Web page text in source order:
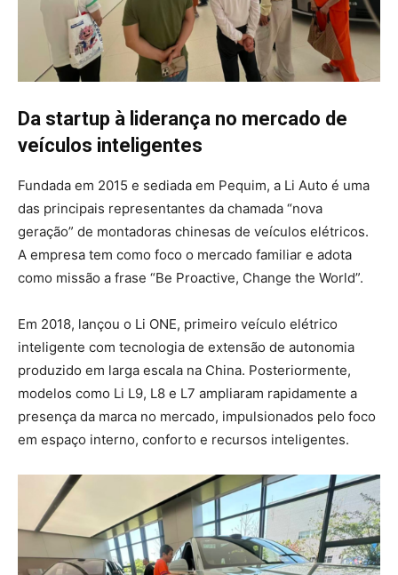
Da startup à liderança no mercado de
veículos inteligentes
Fundada em 2015 e sediada em Pequim, a Li Auto é uma
das principais representantes da chamada “nova
geração” de montadoras chinesas de veículos elétricos.
A empresa tem como foco o mercado familiar e adota
como missão a frase “Be Proactive, Change the World”.
Em 2018, lançou o Li ONE, primeiro veículo elétrico
inteligente com tecnologia de extensão de autonomia
produzido em larga escala na China. Posteriormente,
modelos como Li L9, L8 e L7 ampliaram rapidamente a
presença da marca no mercado, impulsionados pelo foco
em espaço interno, conforto e recursos inteligentes.